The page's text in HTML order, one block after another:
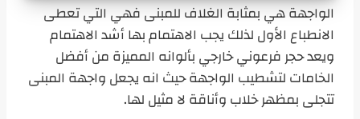
الواجهة هي بمثابة الغلاف للمبنى فهي التي تعطى
الانطباع الأول لذلك يجب الاهتمام بها أشد الاهتمام
ويعد حجر فرعوني خارجي بألوانه المميزة من أفضل
الخامات لتشطيب الواجهة حيث انه يجعل واجهة المبنى
تتجلى بمظهر خلاب وأناقة لا مثيل لها.